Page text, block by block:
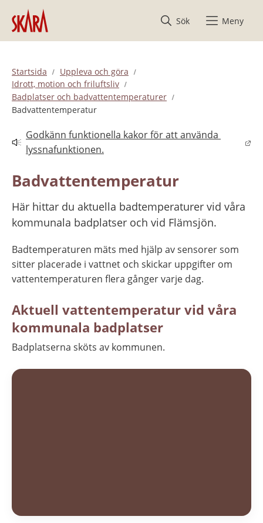
Hoppa till innehåll
Sök
Meny
Startsida
Uppleva och göra
Idrott, motion och friluftsliv
Badplatser och badvattentemperaturer
Badvattentemperatur
Godkänn funktionella kakor för att använda
lyssnafunktionen.
Länk till annan webbplats.
Badvattentemperatur
Här hittar du aktuella badtemperaturer vid våra
kommunala badplatser och vid Flämsjön.
Badtemperaturen mäts med hjälp av sensorer som
sitter placerade i vattnet och skickar uppgifter om
vattentemperaturen flera gånger varje dag.
Aktuell vattentemperatur vid våra
kommunala badplatser
Badplatserna sköts av kommunen.